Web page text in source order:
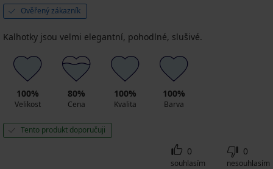
Ověřený zákazník
Kalhotky jsou velmi elegantní, pohodlné, slušivé.
100%
Velikost
80%
Cena
100%
Kvalita
100%
Barva
Tento produkt doporučuji
0
souhlasím
0
nesouhlasím